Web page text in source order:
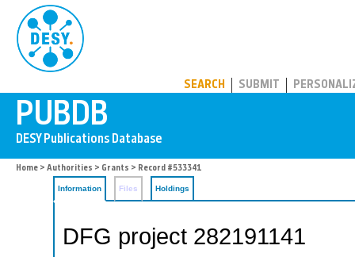
SEARCH SUBMIT
Home > Authorities > Grants > Record #533341
Information Files Holdings
DFG project 282191141